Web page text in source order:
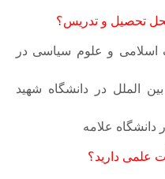
تحصیل و تدریس؟
و علوم سیاسی در
الملل در دانشگاه شهید
علامه
علمی دارید؟